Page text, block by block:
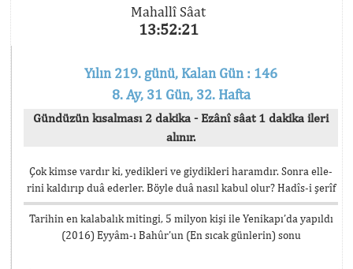
Mahallî Sâat
13:52:22
Yılın 219. günü, Kalan Gün : 146
8. Ay, 31 Gün, 32. Hafta
Gündüzün kısalması 2 dakika - Ezânî sâat 1 dakika ileri
alınır.
Çok kimse vardır ki, yedikleri ve giydikleri haramdır. Sonra elle-
rini kaldırıp duâ ederler. Böyle duâ nasıl kabul olur? Hadîs-i şerîf
Tarihin en kalabalık mitingi, 5 milyon kişi ile Yenikapı’da yapıldı
(2016) Eyyâm-ı Bahûr’un (En sıcak günlerin) sonu